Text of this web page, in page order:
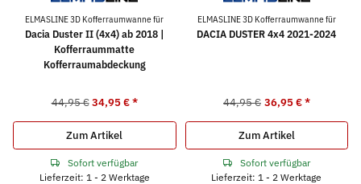
ELMASLINE 3D Kofferraumwanne für
Dacia Duster II (4x4) ab 2018 |
Kofferraummatte
Kofferraumabdeckung
44,95 € 34,95 €*
Zum Artikel
Sofort verfügbar
Lieferzeit: 1 - 2 Werktage
ELMASLINE 3D Kofferraumwanne für
DACIA DUSTER 4x4 2021-2024
44,95 € 36,95 €*
Zum Artikel
Sofort verfügbar
Lieferzeit: 1 - 2 Werktage